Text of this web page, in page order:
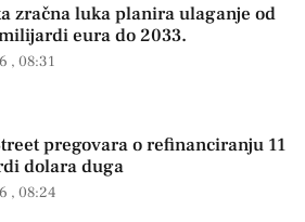
zračna luka planira ulaganje od
eura do 2033.
08:31
pregovara o refinanciranju 11
dolara duga
08:24